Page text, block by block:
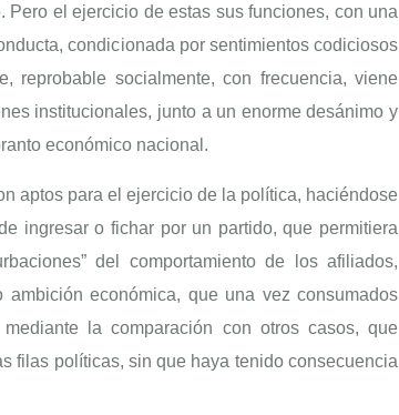
el ejercicio de estas sus funciones, con una
condicionada por sentimientos codiciosos
reprobable socialmente, con frecuencia, viene
institucionales, junto a un enorme desánimo y
económico nacional.
aptos para el ejercicio de la política, haciéndose
ingresar o fichar por un partido, que permitiera
del comportamiento de los afiliados,
económica, que una vez consumados
la comparación con otros casos, que
filas políticas, sin que haya tenido consecuencia